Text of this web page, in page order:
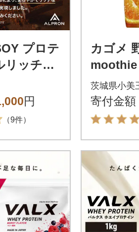
プロテ
リッチチ
味 900g
円
（9件）
カゴメ
ムージ
ック×24
茨城県小美
寄付金額